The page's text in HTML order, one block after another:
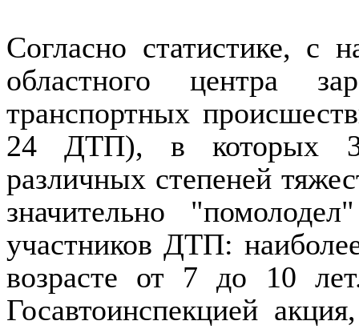
Согласно статистике, с
областного центра
транспортных
24 ДТП), в которых
различных степеней
значительно
участников ДТП:
возрасте от 7 до 10
Госавтоинспекцией